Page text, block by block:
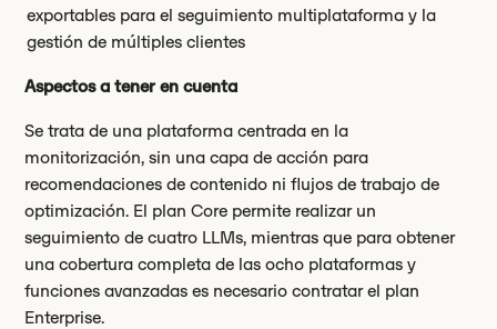
exportables para el seguimiento multiplataforma y la
gestión de múltiples clientes
Aspectos a tener en cuenta
Se trata de una plataforma centrada en la
monitorización, sin una capa de acción para
recomendaciones de contenido ni flujos de trabajo de
optimización. El plan Core permite realizar un
seguimiento de cuatro LLMs, mientras que para obtener
una cobertura completa de las ocho plataformas y
funciones avanzadas es necesario contratar el plan
Enterprise.